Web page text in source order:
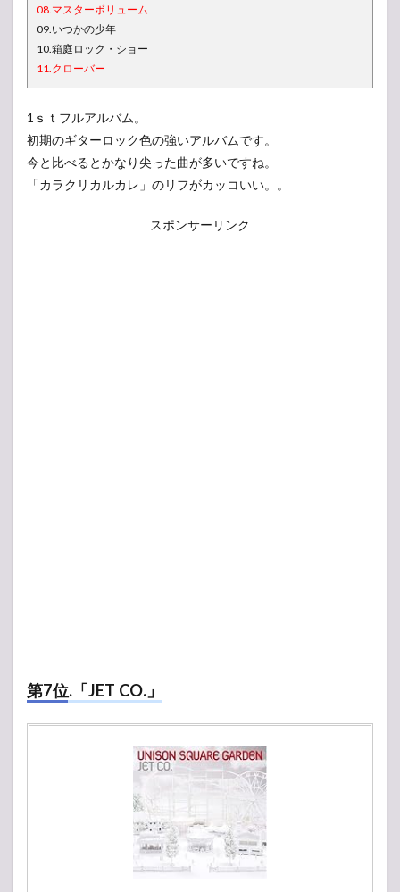
08.マスターボリューム
09.いつかの少年
10.箱庭ロック・ショー
11.クローバー
1ｓｔフルアルバム。
初期のギターロック色の強いアルバムです。
今と比べるとかなり尖った曲が多いですね。
「カラクリカルカレ」のリフがカッコいい。。
スポンサーリンク
第7位.「JET CO.」